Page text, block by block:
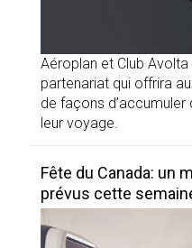
Aéroplan et Club
partenariat qui offrira
de façons
leur voyage.
Fête du Canada: un
prévus cette